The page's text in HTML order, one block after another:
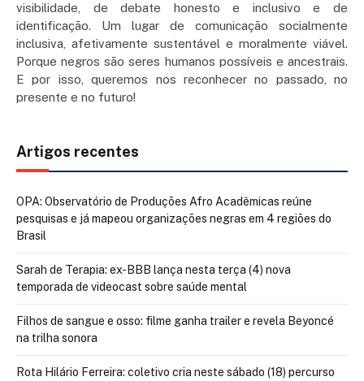
visibilidade, de debate honesto e inclusivo e de
identificação. Um lugar de comunicação socialmente
inclusiva, afetivamente sustentável e moralmente viável.
Porque negros são seres humanos possíveis e ancestrais.
E por isso, queremos nos reconhecer no passado, no
presente e no futuro!
Artigos recentes
OPA: Observatório de Produções Afro Acadêmicas reúne
pesquisas e já mapeou organizações negras em 4 regiões do
Brasil
Sarah de Terapia: ex-BBB lança nesta terça (4) nova
temporada de videocast sobre saúde mental
Filhos de sangue e osso: filme ganha trailer e revela Beyoncé
na trilha sonora
Rota Hilário Ferreira: coletivo cria neste sábado (18) percurso